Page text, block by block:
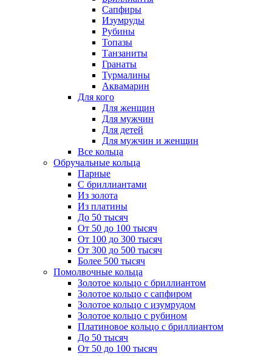
Сапфиры
Изумруды
Рубины
Топазы
Танзаниты
Гранаты
Турмалины
Аквамарин
Для кого
Для женщин
Для мужчин
Для детей
Для мужчин и женщин
Все кольца
Обручальные кольца
Парные
С бриллиантами
Из золота
Из платины
До 50 тысяч
От 50 до 100 тысяч
От 100 до 300 тысяч
От 300 до 500 тысяч
Более 500 тысяч
Помолвочные кольца
Золотое кольцо с бриллиантом
Золотое кольцо с сапфиром
Золотое кольцо с изумрудом
Золотое кольцо с рубином
Платиновое кольцо с бриллиантом
До 50 тысяч
От 50 до 100 тысяч